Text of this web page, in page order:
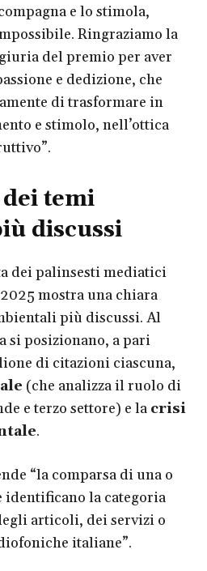
e lo stimola,
Ringraziamo la
del premio per aver
e dedizione, che
di trasformare in
e stimolo, nell’ottica
temi
discussi
dei palinsesti mediatici
mostra una chiara
più discussi. Al
si posizionano, a pari
di citazioni ciascuna,
(che analizza il ruolo di
e terzo settore) e la crisi
.
“la comparsa di una o
identificano la categoria
articoli, dei servizi o
italiane”.